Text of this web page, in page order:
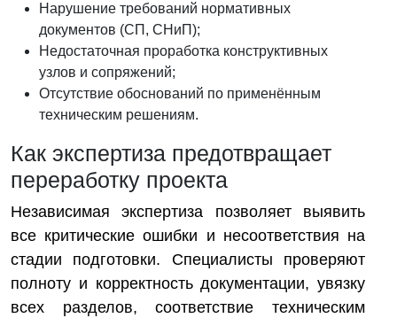
Нарушение требований нормативных
документов (СП, СНиП);
Недостаточная проработка конструктивных
узлов и сопряжений;
Отсутствие обоснований по применённым
техническим решениям.
Как экспертиза предотвращает
переработку проекта
Независимая экспертиза позволяет выявить
все критические ошибки и несоответствия на
стадии подготовки. Специалисты проверяют
полноту и корректность документации, увязку
всех разделов, соответствие техническим